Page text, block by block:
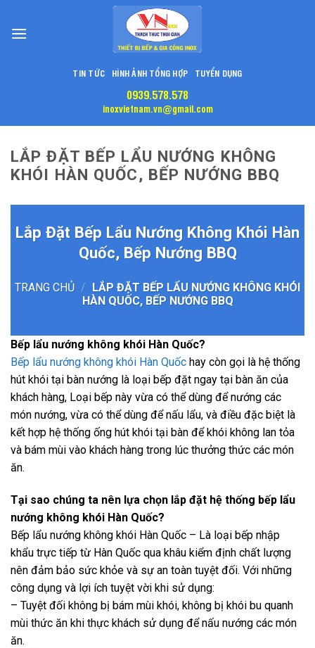
content
TIN TỨC HÌNH ẢNH TỔNG HỢP TUYỂN DỤNG
0939.578.578
inoxvietnam.vn@gmail.com
LẮP ĐẶT BẾP LẨU NƯỚNG KHÔNG
KHÓI HÀN QUỐC, BẾP NƯỚNG BBQ
Lắp Đặt Bếp Lẩu Nướng Không Khói Hàn
Quốc, Bếp Nướng BBQ
TRANG CHỦ / LẮP ĐẶT BẾP LẨU NƯỚNG KHÔNG KHÓI
HÀN QUỐC, BẾP NƯỚNG BBQ
Bếp lẩu nướng không khói Hàn Quốc?
Bếp lẩu nướng không khói Hàn Quốc hay còn gọi là hệ thống
hút khói tại bàn nướng là loại bếp đặt ngay tại bàn ăn của
khách hàng, Loại bếp này vừa có thể dùng để nướng các
món nướng, vừa có thể dùng để nấu lẩu, và điều đặc biệt là
kết hợp hệ thống ống hút khói tại bàn để khói không lan tỏa
và bám mùi vào khách hàng trong lúc thưởng thức các món
ăn.
Tại sao chúng ta nên lựa chọn lắp đặt hệ thống bếp lẩu
nướng không khói Hàn Quốc?
Bếp lẩu nướng không khói Hàn Quốc – Là loại bếp nhập
khẩu trực tiếp từ Hàn Quốc qua khâu kiểm định chất lượng
nên đảm bảo sức khỏe và sự an toàn tuyệt đối. Với những
công dụng và lợi ích tuyệt vời khi sử dụng:
– Tuyệt đối không bị bám mùi khói, không bị khói bu quanh
mùi thức ăn khi thực khách sử dụng để nấu nướng các món
ăn.